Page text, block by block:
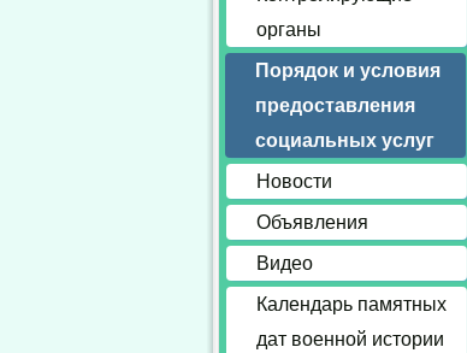
органы
Порядок и условия
предоставления
социальных услуг
Новости
Объявления
Видео
Календарь памятных
дат военной истории